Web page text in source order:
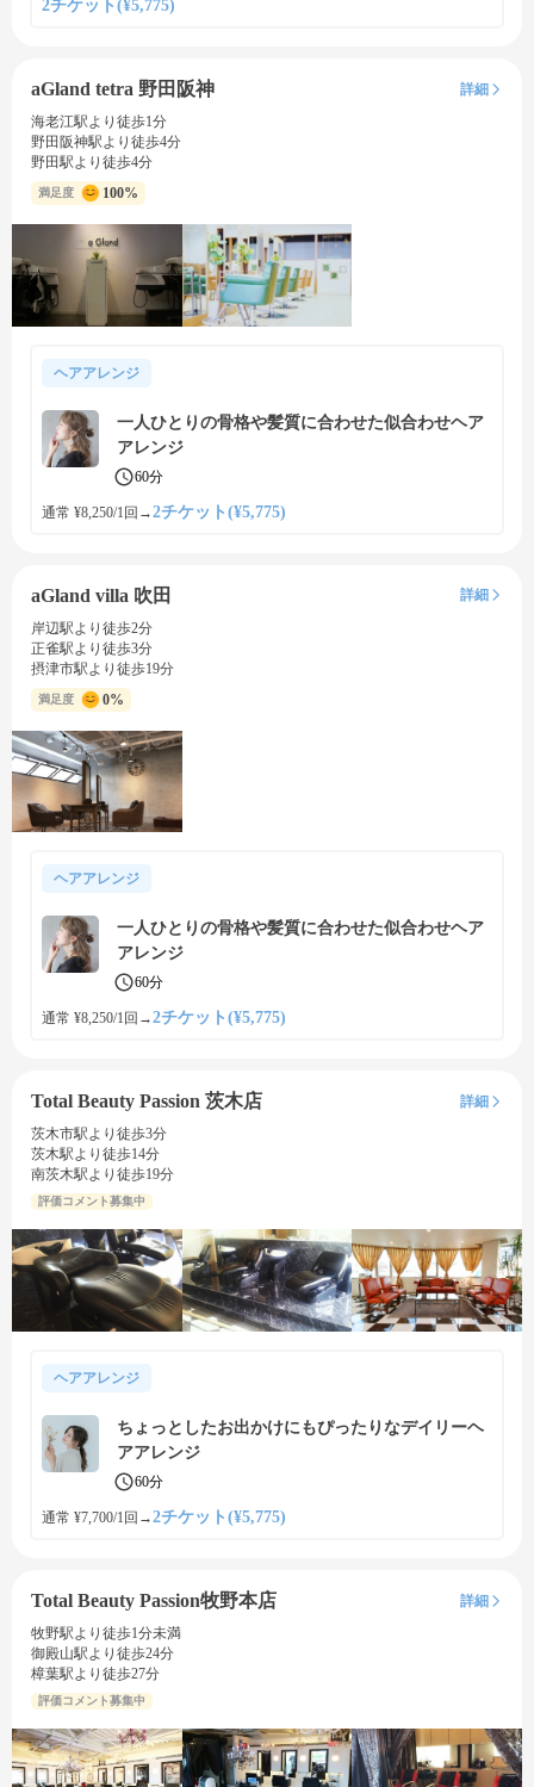
2チケット(¥5,775)
aGland tetra 野田阪神
詳細
海老江駅より徒歩1分
野田阪神駅より徒歩4分
野田駅より徒歩4分
満足度 100%
ヘアアレンジ
一人ひとりの骨格や髪質に合わせた似合わせヘア
アレンジ
60分
通常 ¥8,250/1回 →2チケット(¥5,775)
aGland villa 吹田
詳細
岸辺駅より徒歩2分
正雀駅より徒歩3分
摂津市駅より徒歩19分
満足度 0%
ヘアアレンジ
一人ひとりの骨格や髪質に合わせた似合わせヘア
アレンジ
60分
通常 ¥8,250/1回 →2チケット(¥5,775)
Total Beauty Passion 茨木店
詳細
茨木市駅より徒歩3分
茨木駅より徒歩14分
南茨木駅より徒歩19分
評価コメント募集中
ヘアアレンジ
ちょっとしたお出かけにもぴったりなデイリーヘ
アアレンジ
60分
通常 ¥7,700/1回 →2チケット(¥5,775)
Total Beauty Passion牧野本店
詳細
牧野駅より徒歩1分未満
御殿山駅より徒歩24分
樟葉駅より徒歩27分
評価コメント募集中